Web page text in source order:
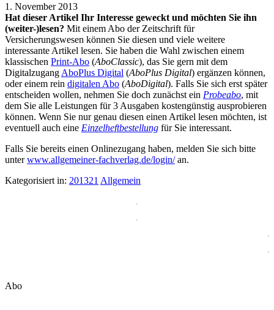
1. November 2013
Hat dieser Artikel Ihr Interesse geweckt und möchten Sie ihn
(weiter-)lesen? Mit einem Abo der Zeitschrift für
Versicherungswesen können Sie diesen und viele weitere
interessante Artikel lesen. Sie haben die Wahl zwischen einem
klassischen Print-Abo (AboClassic), das Sie gern mit dem
Digitalzugang AboPlus Digital (AboPlus Digital) ergänzen können,
oder einem rein digitalen Abo (AboDigital). Falls Sie sich erst später
entscheiden wollen, nehmen Sie doch zunächst ein Probeabo, mit
dem Sie alle Leistungen für 3 Ausgaben kostengünstig ausprobieren
können. Wenn Sie nur genau diesen einen Artikel lesen möchten, ist
eventuell auch eine Einzelheftbestellung für Sie interessant.
Falls Sie bereits einen Onlinezugang haben, melden Sie sich bitte
unterwww.allgemeiner-fachverlag.de/login/an.
Kategorisiert in: 201321 Allgemein
Abo